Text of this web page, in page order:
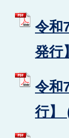
令和
発行
令和
行】